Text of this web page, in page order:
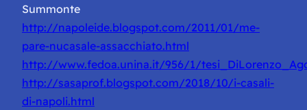
Summonte
http://napoleide.blogspot.com/2011/01/me-
pare-nucasale-assacchiato.html
http://www.fedoa.unina.it/956/1/
http://sasaprof.blogspot.com/2018/10/i-casali-
di-napoli.html